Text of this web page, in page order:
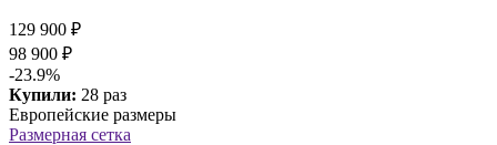
129 900 ₽
98 900 ₽
-23.9%
Купили: 28 раз
Европейские размеры
Размерная сетка